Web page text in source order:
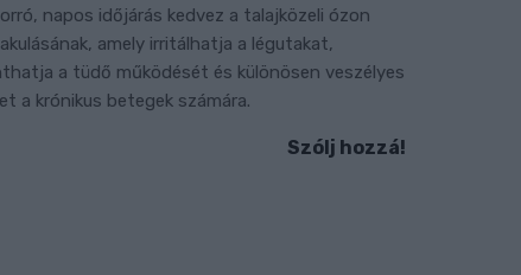
napos időjárás kedvez a talajközeli ózon
amely irritálhatja a légutakat,
a tüdő működését és különösen veszélyes
a krónikus betegek számára.
Szólj hozzá!